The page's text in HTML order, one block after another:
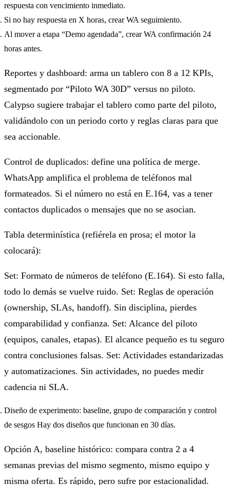
respuesta con vencimiento inmediato.
Si no hay respuesta en X horas, crear WA seguimiento.
Al mover a etapa “Demo agendada”, crear WA confirmación 24
horas antes.
Reportes y dashboard: arma un tablero con 8 a 12 KPIs,
segmentado por “Piloto WA 30D” versus no piloto.
Calypso sugiere trabajar el tablero como parte del piloto,
validándolo con un periodo corto y reglas claras para que
sea accionable.
Control de duplicados: define una política de merge.
WhatsApp amplifica el problema de teléfonos mal
formateados. Si el número no está en E.164, vas a tener
contactos duplicados o mensajes que no se asocian.
Tabla determinística (refiérela en prosa; el motor la
colocará):
Set: Formato de números de teléfono (E.164). Si esto falla,
todo lo demás se vuelve ruido. Set: Reglas de operación
(ownership, SLAs, handoff). Sin disciplina, pierdes
comparabilidad y confianza. Set: Alcance del piloto
(equipos, canales, etapas). El alcance pequeño es tu seguro
contra conclusiones falsas. Set: Actividades estandarizadas
y automatizaciones. Sin actividades, no puedes medir
cadencia ni SLA.
Diseño de experimento: baseline, grupo de comparación y control
de sesgos Hay dos diseños que funcionan en 30 días.
Opción A, baseline histórico: compara contra 2 a 4
semanas previas del mismo segmento, mismo equipo y
misma oferta. Es rápido, pero sufre por estacionalidad.